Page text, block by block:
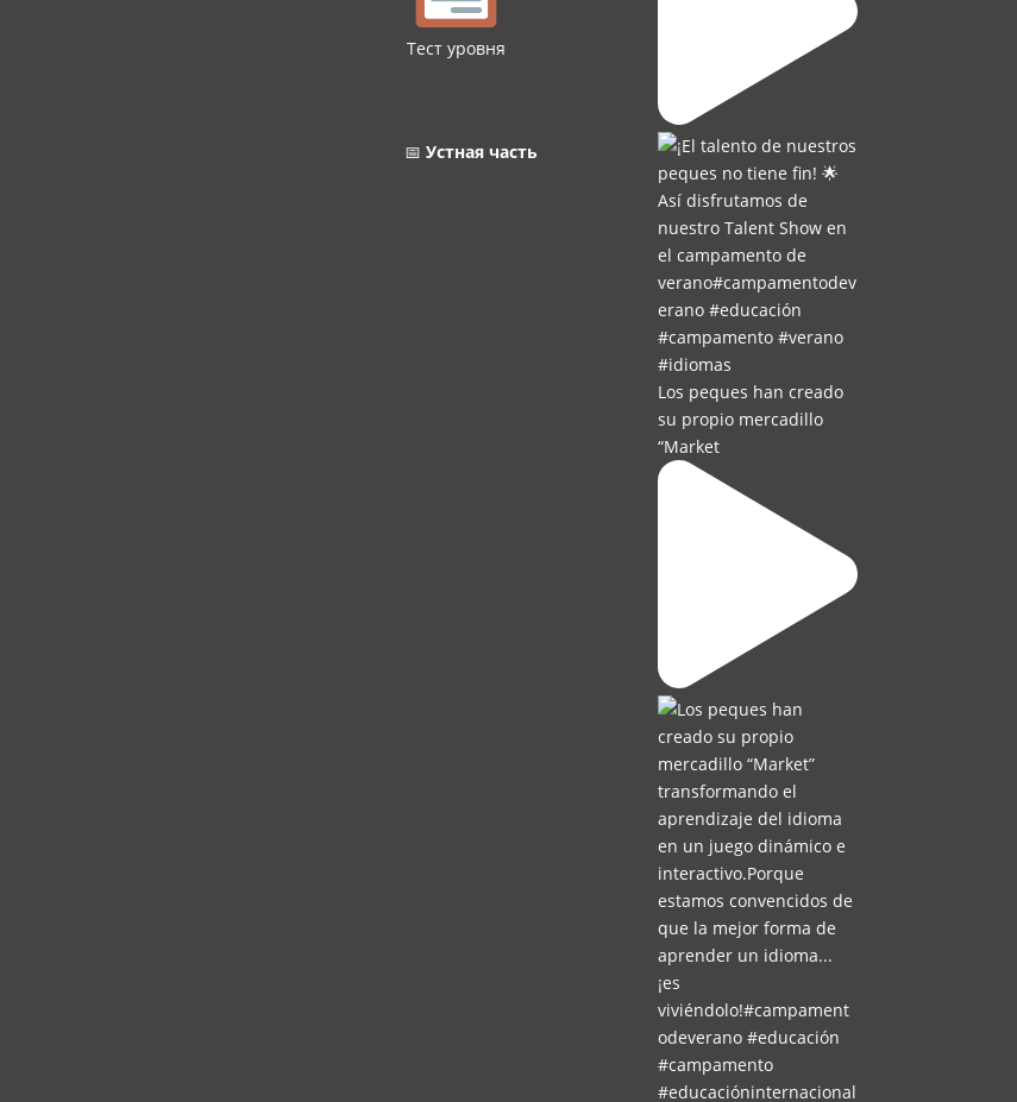
Тест уровня
📅 Устная часть
Los peques han creado
su propio mercadillo
“Market